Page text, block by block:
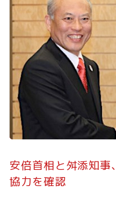
安倍首相と舛添知
協力を確認